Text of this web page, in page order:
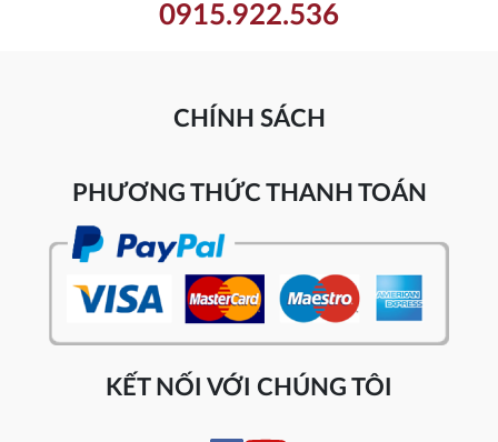
0915.922.536
CHÍNH SÁCH
PHƯƠNG THỨC THANH TOÁN
KẾT NỐI VỚI CHÚNG TÔI